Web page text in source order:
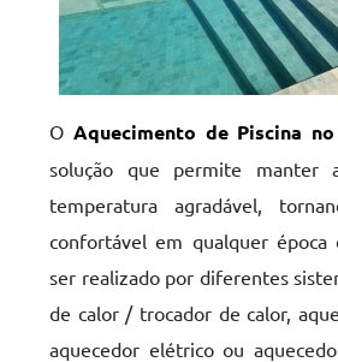
O Aquecimento de Piscina
solução que permite manter
temperatura agradável,
confortável em qualquer época
ser realizado por diferentes
de calor / trocador de calor,
aquecedor elétrico ou